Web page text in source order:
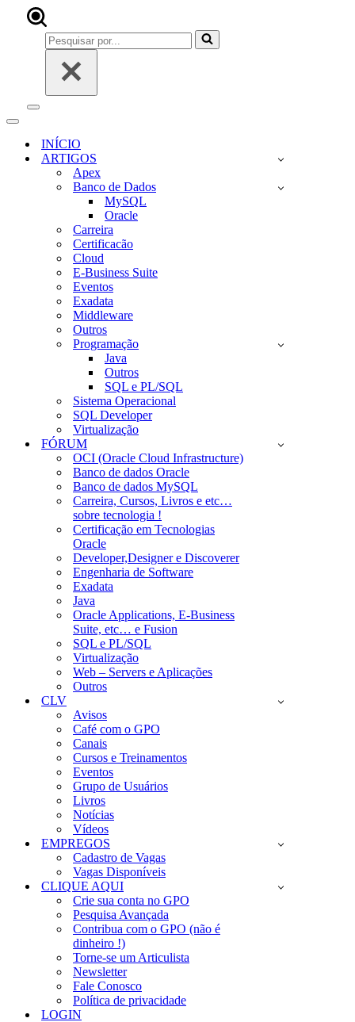
Pesquisar
por...
Menu
navegação
Menu
navegaçãoINÍCIO
ARTIGOS
Apex
Banco de Dados
MySQL
Oracle
Carreira
Certificacão
Cloud
E-Business Suite
Eventos
Exadata
Middleware
Outros
Programação
Java
Outros
SQL e PL/SQL
Sistema Operacional
SQL Developer
Virtualização
FÓRUM
OCI (Oracle Cloud Infrastructure)
Banco de dados Oracle
Banco de dados MySQL
Carreira, Cursos, Livros e etc…
sobre tecnologia !
Certificação em Tecnologias
Oracle
Developer,Designer e Discoverer
Engenharia de Software
Exadata
Java
Oracle Applications, E-Business
Suite, etc… e Fusion
SQL e PL/SQL
Virtualização
Web – Servers e Aplicações
Outros
CLV
Avisos
Café com o GPO
Canais
Cursos e Treinamentos
Eventos
Grupo de Usuários
Livros
Notícias
Vídeos
EMPREGOS
Cadastro de Vagas
Vagas Disponíveis
CLIQUE AQUI
Crie sua conta no GPO
Pesquisa Avançada
Contribua com o GPO (não é
dinheiro !)
Torne-se um Articulista
Newsletter
Fale Conosco
Política de privacidade
LOGIN